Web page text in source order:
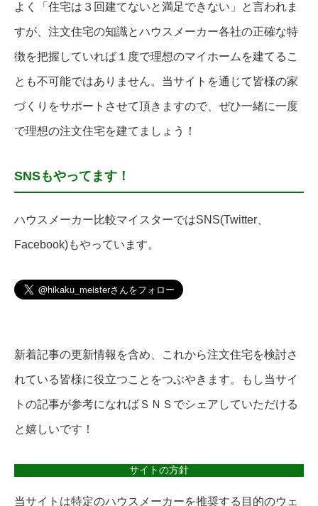
よく「住宅は３回建てないと満足できない」と言われま
すが、注文住宅の知識とハウスメーカー各社の正確な特
徴を把握していれば１度で理想のマイホームを建てるこ
とも不可能ではありません。当サイトを通じて皆様の家
づくりをサポートさせて頂きますので、ぜひ一緒に一度
で理想の注文住宅を建てましょう！
SNSもやってます！
ハウスメーカー比較マイスターではSNS(Twitter、
Facebook)もやっています。
新着記事の更新情報を含め、これから注文住宅を検討さ
れている皆様に役立つことをつぶやきます。もし当サイ
トの記事が参考になればＳＮＳでシェアしていただける
と嬉しいです！
サイトの方針
当サイトは特定のハウスメーカーを推奨する目的のウェ